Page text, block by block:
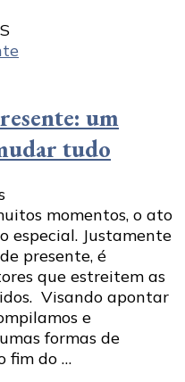
um
tudo
momentos, o ato
especial. Justamente
presente, é
que estreitem as
Visando apontar
e
formas de
fim do …